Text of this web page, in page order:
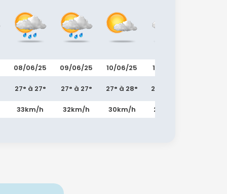
08/06/25
27° à 27°
33km/h
09/06/25
27° à 27°
32km/h
10/06/25
27° à 28°
30km/h
11/06/25
27° à 27°
27km/h